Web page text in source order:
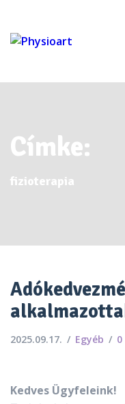
Címke:
fizioterapia
2025.09.17. Egyéb
Kedves Ügyfeleink!